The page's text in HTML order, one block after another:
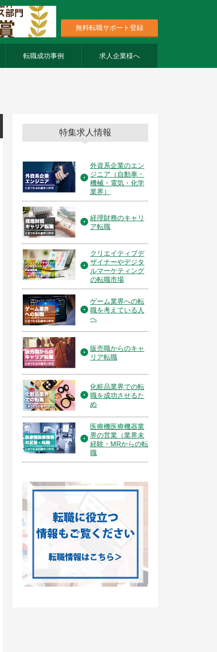
無料転職サポート登録
転職成功事例 求人企業様へ
特集求人情報
外資系企業のエン
ジニア（自動車・
機械・電気・化学
業界）
経理財務のキャリ
ア転職
クリエイティブデ
ザイナーやデジタ
ルマーケティング
の転職市場
ゲーム業界への転
職を考えている人
へ
販売職からのキャ
リア転職
化粧品業界での転
職を成功させるた
め
医療機医療機器業
界の営業（業界未
経験・MRからの転
職